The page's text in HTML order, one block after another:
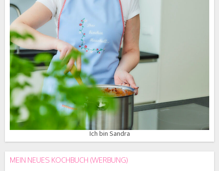
Ich bin Sandra
MEIN NEUES KOCHBUCH (WERBUNG)